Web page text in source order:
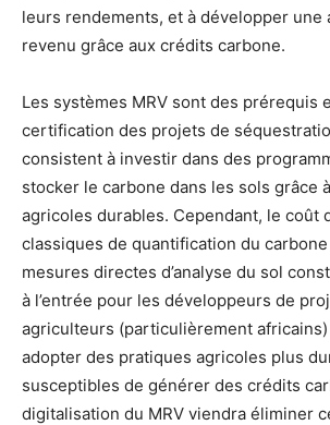
leurs rendements, et à développer une
revenu grâce aux crédits carbone.
Les systèmes MRV sont des prérequis
certification des projets de
consistent à investir dans des
stocker le carbone dans les sols grâce
agricoles durables. Cependant, le coût
classiques de quantification du carbone
mesures directes d’analyse du sol
à l’entrée pour les développeurs de
agriculteurs (particulièrement
adopter des pratiques agricoles plus
susceptibles de générer des crédits
digitalisation du MRV viendra éliminer